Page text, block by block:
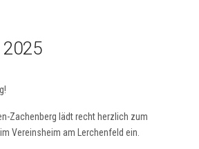
Zachenberg lädt recht herzlich zum
Vereinsheim am Lerchenfeld ein.